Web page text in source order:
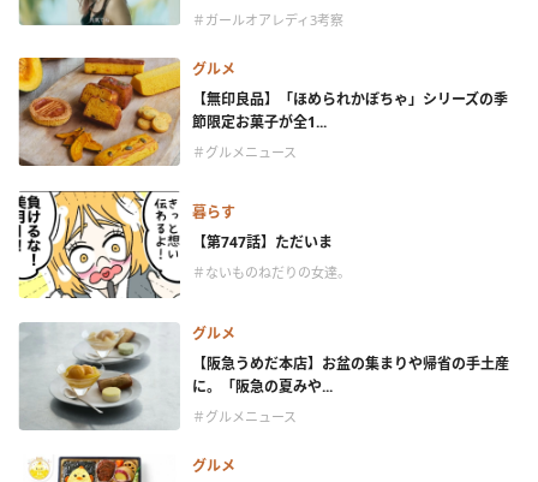
＃ガールオアレディ3考察
グルメ
【無印良品】「ほめられかぼちゃ」シリーズの季
節限定お菓子が全1...
＃グルメニュース
暮らす
【第747話】ただいま
＃ないものねだりの女達。
グルメ
【阪急うめだ本店】お盆の集まりや帰省の手土産
に。「阪急の夏みや...
＃グルメニュース
グルメ